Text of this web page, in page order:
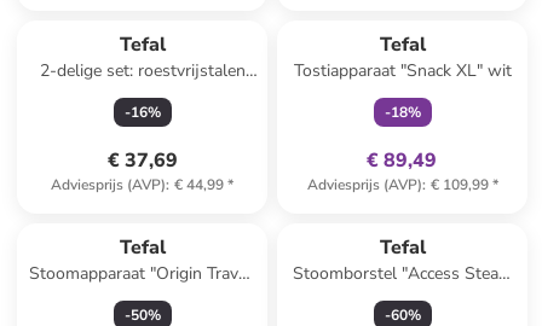
Tefal
2-delige set: roestvrijstalen
pan met deksel "Duetto" - Ø
16 cm
-16%
€ 37,69
Adviesprijs (AVP): € 44,99*
Tefal
Tostiapparaat "Snack XL" wit
-18%
€ 89,49
Adviesprijs (AVP): € 109,99*
Tefal
Stoomapparaat "Origin Travel"
mintgroen
-50%
Tefal
Stoomborstel "Access Steam
Pocket" wit/zwart
-60%